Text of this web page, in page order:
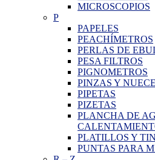
MICROSCOPIOS
P
PAPELES
PEACHÍMETROS
PERLAS DE
PESA FILTROS
PIGNOMETROS
PINZAS Y
PIPETAS
PIZETAS
PLANCHA DE
PLATILLOS Y
PUNTAS PARA